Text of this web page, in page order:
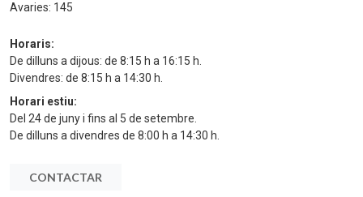
Avaries: 145
Horaris:
De dilluns a dijous: de 8:15 h a 16:15 h.
Divendres: de 8:15 h a 14:30 h.
Horari estiu:
Del 24 de juny i fins al 5 de setembre.
De dilluns a divendres de 8:00 h a 14:30 h.
CONTACTAR